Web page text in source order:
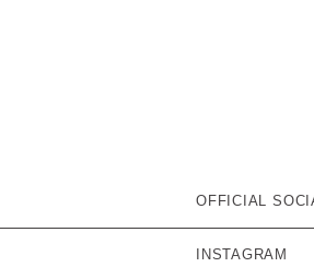
OFFICIAL
INSTAGRAM